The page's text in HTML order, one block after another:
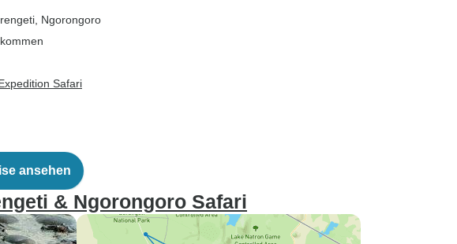
, Ngorongoro
Safari
ansehen
& Ngorongoro Safari